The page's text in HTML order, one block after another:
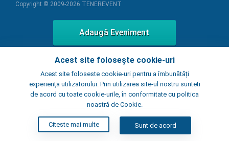
Acest site folosește cookie-uri
Acest site foloseste cookie-uri pentru a îmbunătăți
experiența utilizatorului. Prin utilizarea site-ul nostru sunteti
de acord cu toate cookie-urile, în conformitate cu politica
noastră de Cookie.
Citeste mai multe Sunt de acord
Copyright © 2009-2026 TENEREVENT
Adaugă Eveniment
Adaugă Local